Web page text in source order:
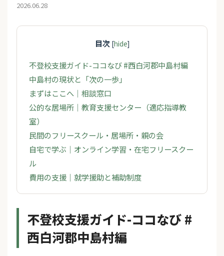
2026.06.28
目次 [hide]
不登校支援ガイド-ココなび #西白河郡中島村編
中島村の現状と「次の一歩」
まずはここへ｜相談窓口
公的な居場所｜教育支援センター（適応指導教
室）
民間のフリースクール・居場所・親の会
自宅で学ぶ｜オンライン学習・在宅フリースクー
ル
費用の支援｜就学援助と補助制度
不登校支援ガイド-ココなび #
西白河郡中島村編